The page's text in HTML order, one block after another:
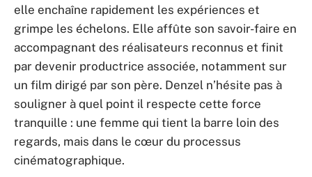
elle enchaîne rapidement les expériences et
grimpe les échelons. Elle affûte son savoir-faire en
accompagnant des réalisateurs reconnus et finit
par devenir productrice associée, notamment sur
un film dirigé par son père. Denzel n’hésite pas à
souligner à quel point il respecte cette force
tranquille : une femme qui tient la barre loin des
regards, mais dans le cœur du processus
cinématographique.